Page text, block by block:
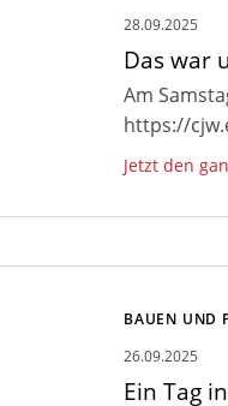
28.09.2025
Das war
Am
https://
Jetzt den
BAUEN UND
26.09.2025
Ein Tag